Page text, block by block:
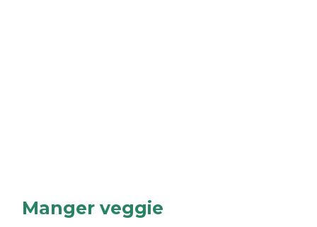
Manger veggie